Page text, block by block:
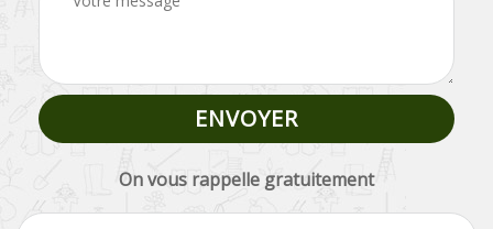
On vous rappelle gratuitement